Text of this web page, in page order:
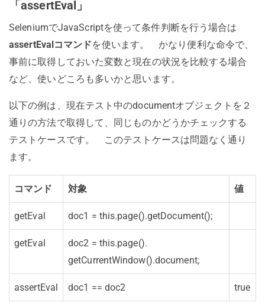
「assertEval」
SeleniumでJavaScriptを使って条件判断を行う場合は
assertEvalコマンドを使います。 かなり便利な命令で、
事前に取得しておいた変数と現在の状況を比較する場合
など、使いどころも多いかと思います。
以下の例は、現在テスト中のdocumentオブジェクトを２
通りの方法で取得して、同じものかどうかチェックする
テストケースです。 このテストケースは問題なく通り
ます。
コマンド 対象 値
getEval doc1 = this.page().getDocument();
getEval
doc2 = this.page().
getCurrentWindow().document;
assertEval doc1 == doc2 true